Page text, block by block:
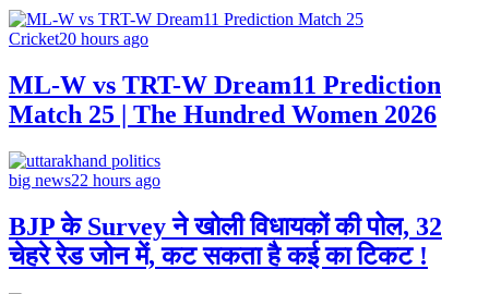
Cricket20 hours ago
ML-W vs TRT-W Dream11 Prediction
Match 25 | The Hundred Women 2026
big news22 hours ago
BJP के Survey ने खोली विधायकों की पोल, 32
चेहरे रेड जोन में, कट सकता है कई का टिकट !